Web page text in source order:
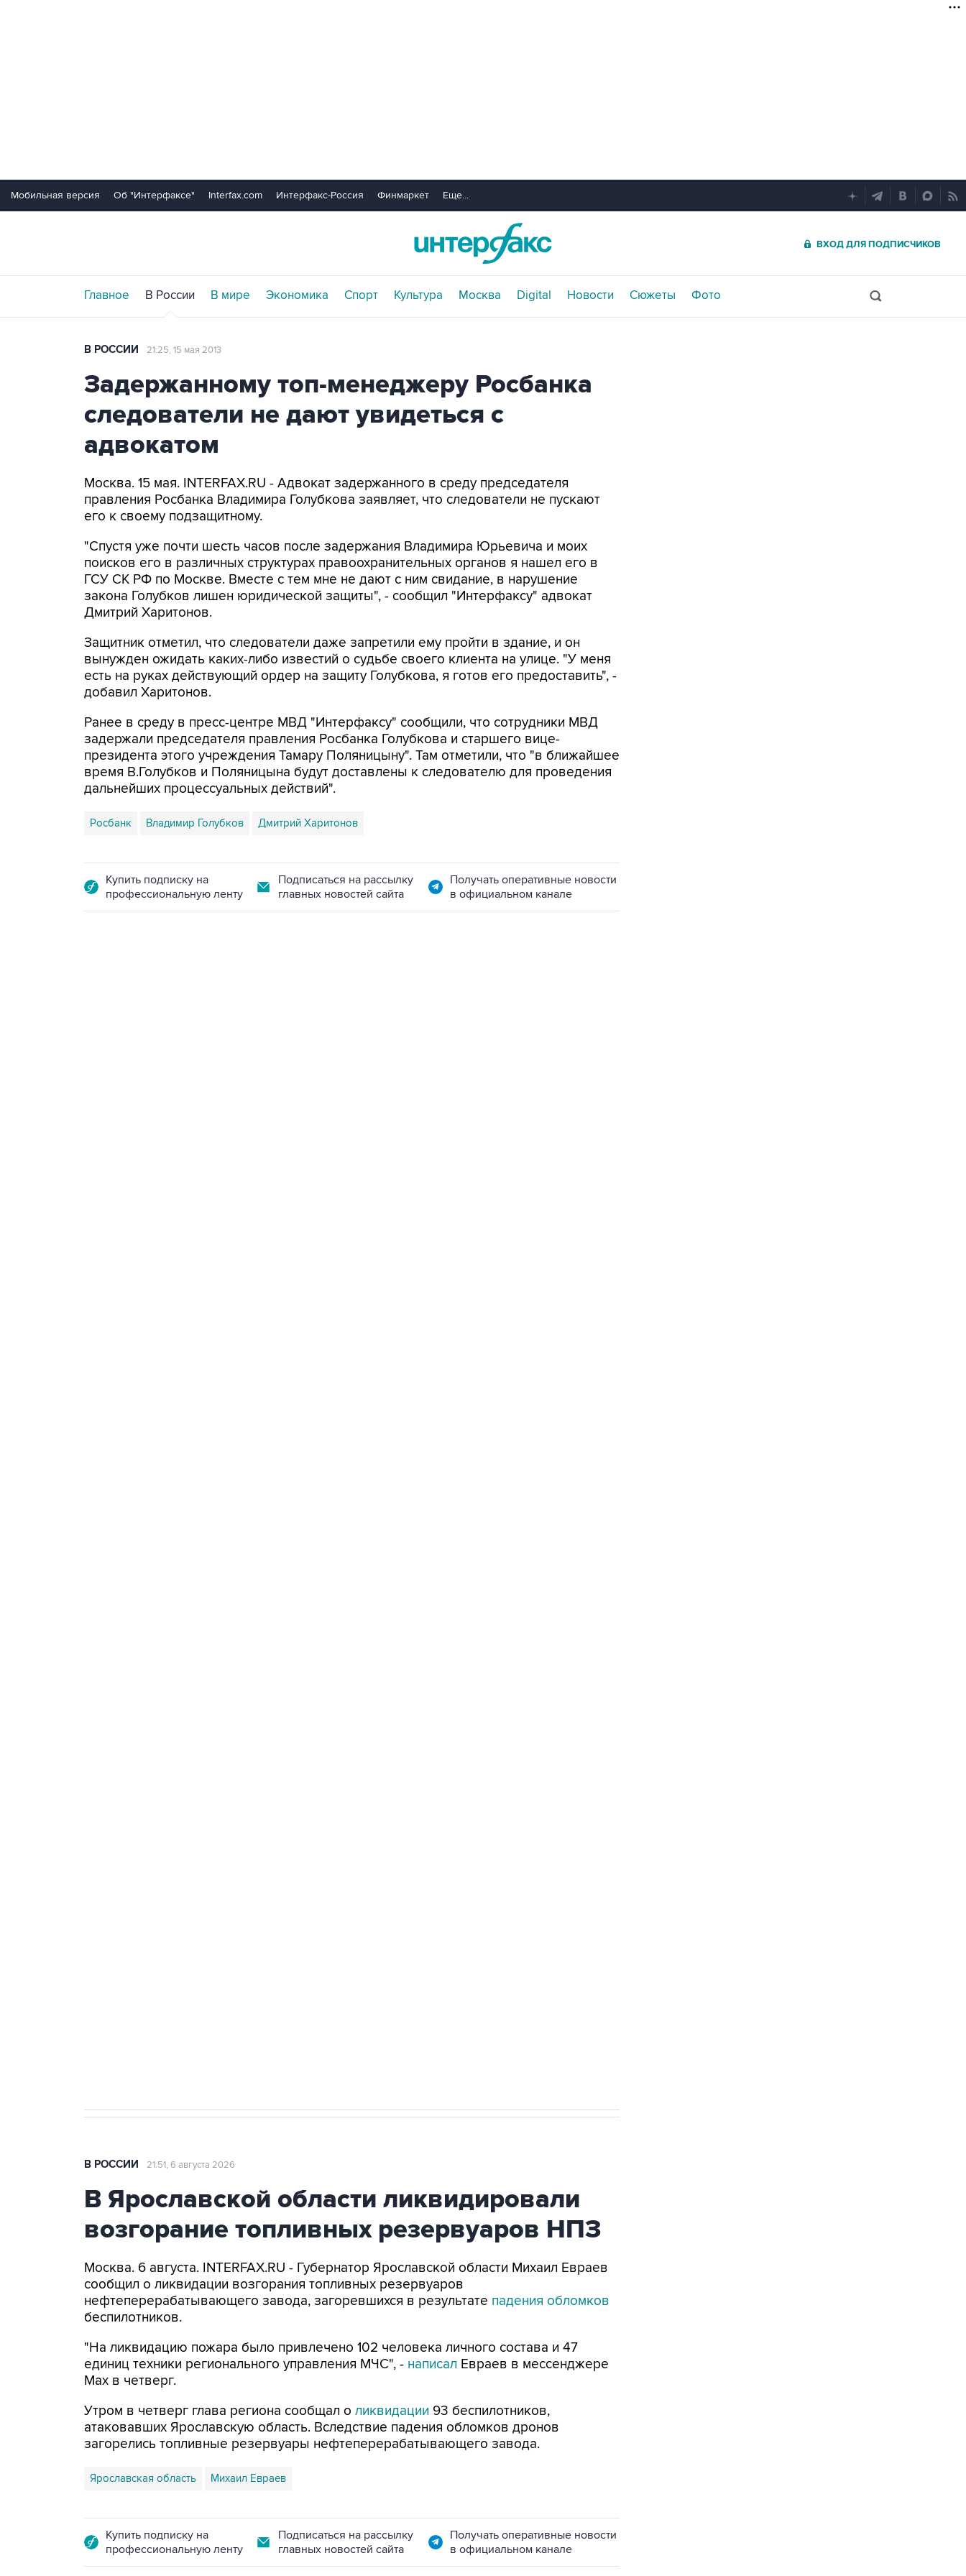
Мобильная версия Об "Интерфаксе" Interfax.com Интерфакс-Россия Финмаркет Еще...
ВХОД ДЛЯ ПОДПИСЧИКОВ
Главное В России В мире Экономика Спорт Культура Москва Digital Новости Сюжеты Фото
В РОССИИ 21:25, 15 мая 2013
Задержанному топ-менеджеру Росбанка
следователи не дают увидеться с
адвокатом
Москва. 15 мая. INTERFAX.RU - Адвокат задержанного в среду председателя
правления Росбанка Владимира Голубкова заявляет, что следователи не пускают
его к своему подзащитному.
"Спустя уже почти шесть часов после задержания Владимира Юрьевича и моих
поисков его в различных структурах правоохранительных органов я нашел его в
ГСУ СК РФ по Москве. Вместе с тем мне не дают с ним свидание, в нарушение
закона Голубков лишен юридической защиты", - сообщил "Интерфаксу" адвокат
Дмитрий Харитонов.
Защитник отметил, что следователи даже запретили ему пройти в здание, и он
вынужден ожидать каких-либо известий о судьбе своего клиента на улице. "У меня
есть на руках действующий ордер на защиту Голубкова, я готов его предоставить", -
добавил Харитонов.
Ранее в среду в пресс-центре МВД "Интерфаксу" сообщили, что сотрудники МВД
задержали председателя правления Росбанка Голубкова и старшего вице-
президента этого учреждения Тамару Поляницыну". Там отметили, что "в ближайшее
время В.Голубков и Поляницына будут доставлены к следователю для проведения
дальнейших процессуальных действий".
Росбанк Владимир Голубков Дмитрий Харитонов
Купить подписку на
профессиональную ленту
Подписаться на рассылку
главных новостей сайта
Получать оперативные новости
в официальном канале
В РОССИИ 21:51, 6 августа 2026
В Ярославской области ликвидировали
возгорание топливных резервуаров НПЗ
Москва. 6 августа. INTERFAX.RU - Губернатор Ярославской области Михаил Евраев
сообщил о ликвидации возгорания топливных резервуаров
нефтеперерабатывающего завода, загоревшихся в результате падения обломков
беспилотников.
"На ликвидацию пожара было привлечено 102 человека личного состава и 47
единиц техники регионального управления МЧС", - написал Евраев в мессенджере
Мах в четверг.
Утром в четверг глава региона сообщал о ликвидации 93 беспилотников,
атаковавших Ярославскую область. Вследствие падения обломков дронов
загорелись топливные резервуары нефтеперерабатывающего завода.
Ярославская область Михаил Евраев
Купить подписку на
профессиональную ленту
Подписаться на рассылку
главных новостей сайта
Получать оперативные новости
в официальном канале